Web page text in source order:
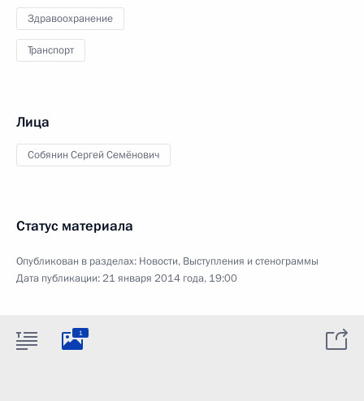
Здравоохранение
Транспорт
Лица
Собянин Сергей Семёнович
Статус материала
Опубликован в разделах: Новости, Выступления и стенограммы
Дата публикации:21 января 2014 года, 19:00
1